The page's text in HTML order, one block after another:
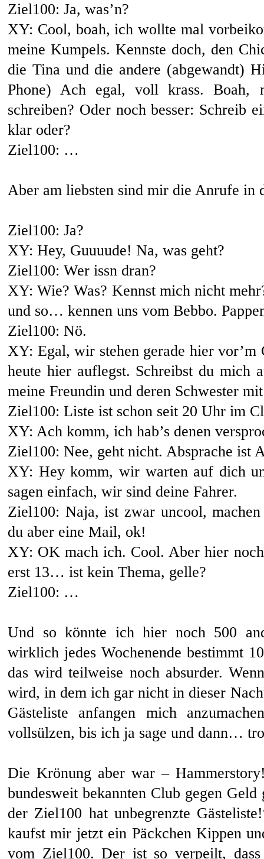
Ziel100: Ja, was’n?
XY: Cool, boah, ich wollte mal
meine Kumpels. Kennste doch, den
die Tina und die andere (abgewandt)
Phone) Ach egal, voll krass. Boah,
schreiben? Oder noch besser: Schreib
klar oder?
Ziel100: …
Aber am liebsten sind mir die Anrufe in
Ziel100: Ja?
XY: Hey, Guuuude! Na, was geht?
Ziel100: Wer issn dran?
XY: Wie? Was? Kennst mich nicht
und so… kennen uns vom Bebbo.
Ziel100: Nö.
XY: Egal, wir stehen gerade hier vor’m
heute hier auflegst. Schreibst du mich
meine Freundin und deren Schwester
Ziel100: Liste ist schon seit 20 Uhr im
XY: Ach komm, ich hab’s denen
Ziel100: Nee, geht nicht. Absprache ist
XY: Hey komm, wir warten auf dich
sagen einfach, wir sind deine Fahrer.
Ziel100: Naja, ist zwar uncool,
du aber eine Mail, ok!
XY: OK mach ich. Cool. Aber hier
erst 13… ist kein Thema, gelle?
Ziel100: …
Und so könnte ich hier noch 500
wirklich jedes Wochenende bestimmt
das wird teilweise noch absurder.
wird, in dem ich gar nicht in dieser
Gästeliste anfangen mich
vollsülzen, bis ich ja sage und dann…
Die Krönung aber war –
bundesweit bekannten Club gegen
der Ziel100 hat unbegrenzte
kaufst mir jetzt ein Päckchen Kippen
vom Ziel100. Der ist so verpeilt,